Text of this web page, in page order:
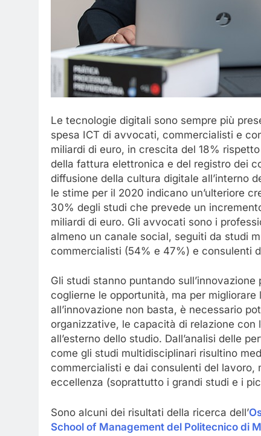
Le tecnologie digitali sono sempre più
spesa ICT di avvocati, commercialisti e
miliardi di euro, in crescita del 18%
della fattura elettronica e del registro dei
diffusione della cultura digitale all’interno
le stime per il 2020 indicano un’ulteriore
30% degli studi che prevede un
miliardi di euro. Gli avvocati sono i
almeno un canale social, seguiti da studi
commercialisti (54% e 47%) e consulenti
Gli studi stanno puntando
coglierne le opportunità, ma per
all’innovazione non basta, è necessario
organizzative, le capacità di relazione con
all’esterno dello studio. Dall’analisi delle
come gli studi multidisciplinari risultino
commercialisti e dai consulenti del
eccellenza (soprattutto i grandi studi e i
Sono alcuni dei risultati della ricerca dell’
School of Management del Politecnico di